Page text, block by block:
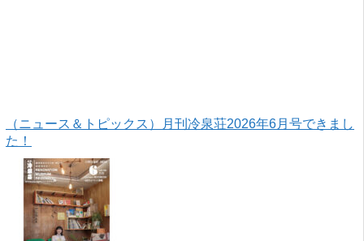
（ニュース＆トピックス）月刊冷泉荘2026年6月号できまし
た！